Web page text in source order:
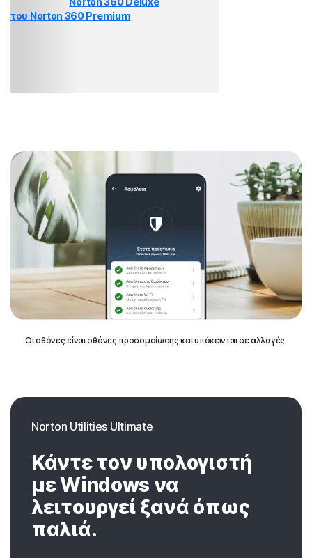
Οι οθόνες είναι οθόνες προσομοίωσης και υπόκεινται σε αλλαγές.
του Norton 360 Premium
Norton Utilities Ultimate
Κάντε τον υπολογιστή
με Windows να
λειτουργεί ξανά όπως
παλιά.